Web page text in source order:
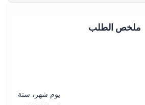
ملخص الطلب
يوم شهر، سنة